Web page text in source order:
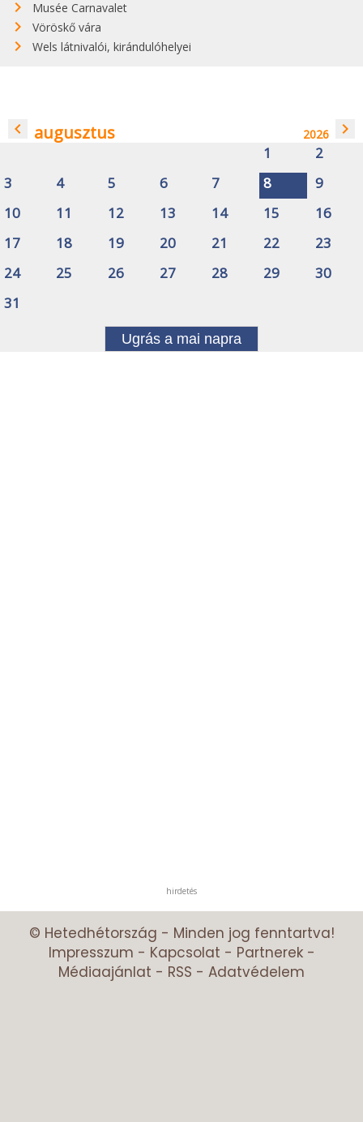
Musée Carnavalet
Vöröskő vára
Wels látnivalói, kirándulóhelyei
navigate_before augusztus 2026 navigate_next
1
2
3
4 5 6 7 8
9
10
11 12 13 14 15
16
17
18 19 20 21 22
23
24
25 26 27 28 29
30
31
Ugrás a mai napra
hirdetés
© Hetedhétország - Minden jog fenntartva!
Impresszum - Kapcsolat - Partnerek-
Médiaajánlat - RSS - Adatvédelem